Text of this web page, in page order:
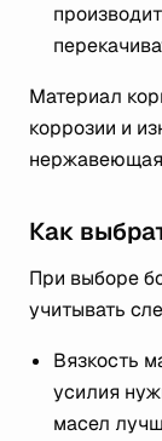
Материал
коррозии и
нержавеющая
Как
При выборе
учитывать
Вязкость
усилия
масел